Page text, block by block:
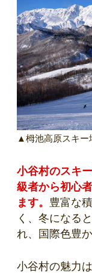
▲栂池高原スキー
小谷村のスキ
級者から初心
ます。 豊富な
く、冬になる
れ、国際色豊
小谷村の魅力